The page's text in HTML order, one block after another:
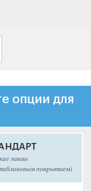
опции для
линзы
покрытием)